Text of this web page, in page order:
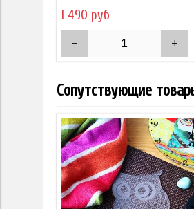
1 490 руб
Сопутствующие